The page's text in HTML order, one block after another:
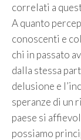
correlati a
A quanto
conoscenti e
chi in passato
dalla stessa
delusione e
speranze di un
paese si
possiamo